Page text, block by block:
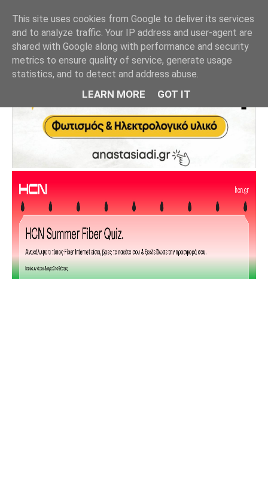
This site uses cookies from Google to deliver its services
and to analyze traffic. Your IP address and user-agent are
shared with Google along with performance and security
metrics to ensure quality of service, generate usage
statistics, and to detect and address abuse.
LEARN MORE GOT IT